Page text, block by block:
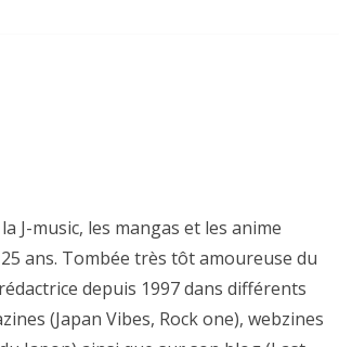
J-music, les mangas et les anime
ans. Tombée très tôt amoureuse du
depuis 1997 dans différents
(Japan Vibes, Rock one), webzines